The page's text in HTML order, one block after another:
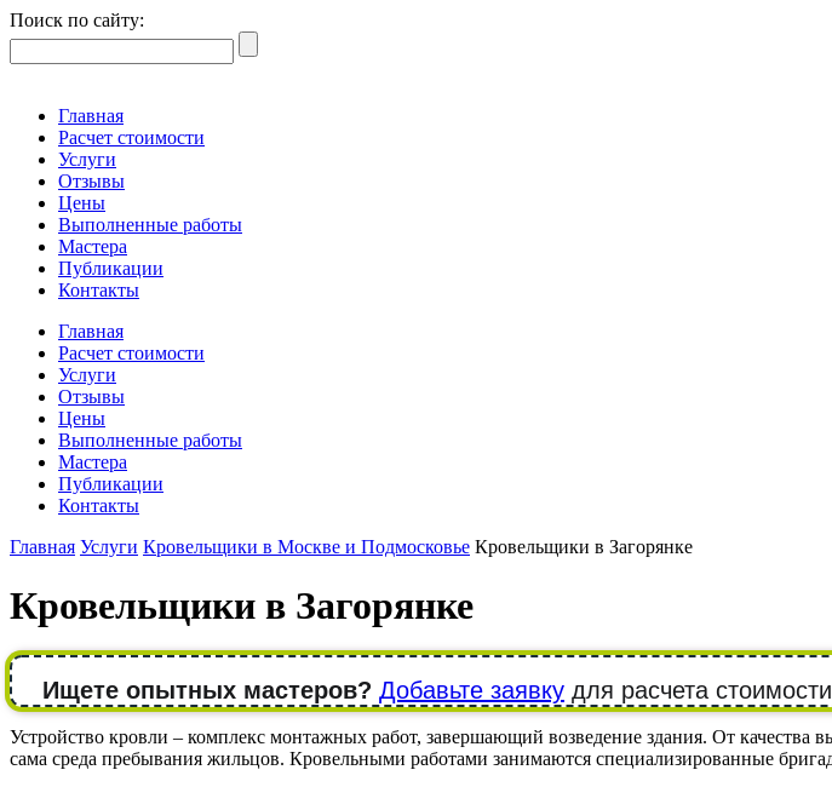
Поиск по сайту:
Главная
Расчет стоимости
Услуги
Отзывы
Цены
Выполненные работы
Мастера
Публикации
Контакты
Главная
Расчет стоимости
Услуги
Отзывы
Цены
Выполненные работы
Мастера
Публикации
Контакты
Главная Услуги Кровельщики в Москве и Подмосковье Кровельщики в Загорянке
Кровельщики в Загорянке
Ищете опытных мастеров? Добавьте заявку для расчета
Устройство кровли – комплекс монтажных работ, завершающий возведение здания. От качества
сама среда пребывания жильцов. Кровельными работами занимаются специализированные